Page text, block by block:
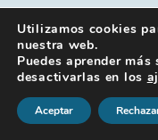
Utilizamos cookies
nuestra web.
Puedes aprender
desactivarlas en los
Aceptar